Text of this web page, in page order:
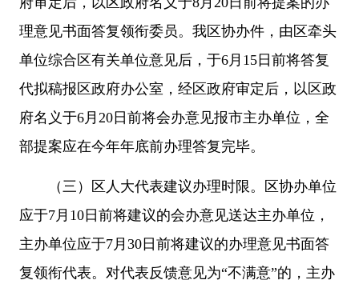
理意见书面答复领衔委员。我区协办件，由区牵头
单位综合区有关单位意见后，于6月15日前将答复
代拟稿报区政府办公室，经区政府审定后，以区政
府名义于6月20日前将会办意见报市主办单位，全
部提案应在今年年底前办理答复完毕。
（三）区人大代表建议办理时限。区协办单位
应于7月10日前将建议的会办意见送达主办单位，
主办单位应于7月30日前将建议的办理意见书面答
复领衔代表。对代表反馈意见为“不满意”的，主办